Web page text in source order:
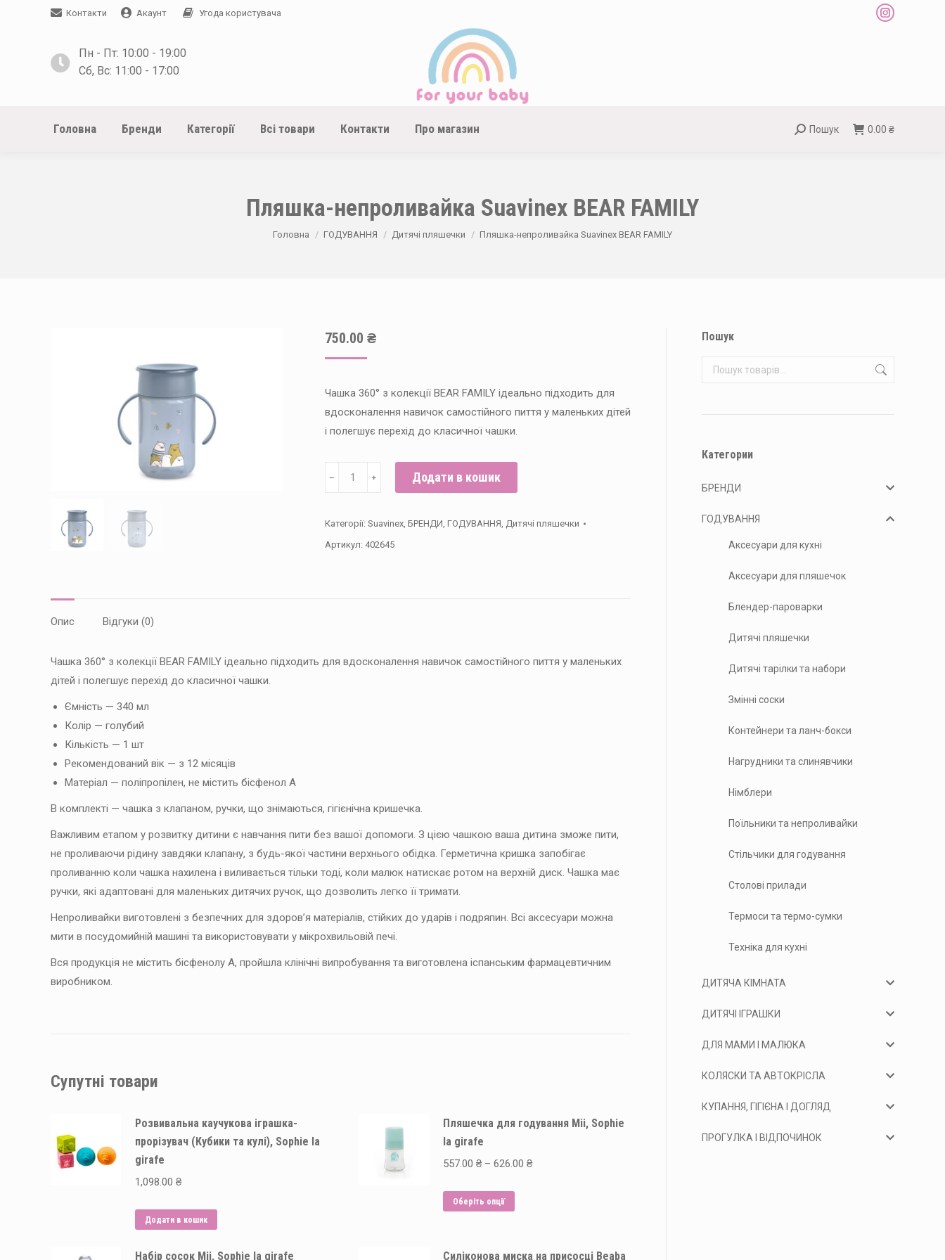
Контакти Акаунт Угода користувача
Instagram
Пн - Пт: 10:00 - 19:00
Сб, Вс: 11:00 - 17:00
Головна Бренди Категорії Всі товари Контакти Про магазин Search:
Пошук 0.00 ₴
Пляшка-непроливайка Suavinex BEAR FAMILY
You are here:
Головна ГОДУВАННЯ Дитячі пляшечки Пляшка-непроливайка Suavinex BEAR FAMILY
750.00 ₴
Чашка 360° з колекції BEAR FAMILY ідеально підходить для
вдосконалення навичок самостійного пиття у маленьких дітей
і полегшує перехід до класичної чашки.
Пляшка-
BEAR
FAMILY
﹣ ﹢ Додати в кошик
Категорії: Suavinex, БРЕНДИ, ГОДУВАННЯ, Дитячі пляшечки
Артикул: 402645
Опис Відгуки (0)
Чашка 360° з колекції BEAR FAMILY ідеально підходить для вдосконалення навичок самостійного пиття у маленьких
дітей і полегшує перехід до класичної чашки.
Ємність — 340 мл
Колір — голубий
Кількість — 1 шт
Рекомендований вік — з 12 місяців
Матеріал — поліпропілен, не містить бісфенол А
В комплекті — чашка з клапаном, ручки, що знімаються, гігієнічна кришечка.
Важливим етапом у розвитку дитини є навчання пити без вашої допомоги. З цією чашкою ваша дитина зможе пити,
не проливаючи рідину завдяки клапану, з будь-якої частини верхнього обідка. Герметична кришка запобігає
проливанню коли чашка нахилена і виливається тільки тоді, коли малюк натискає ротом на верхній диск. Чашка має
ручки, які адаптовані для маленьких дитячих ручок, що дозволить легко її тримати.
Непроливайки виготовлені з безпечних для здоров’я матеріалів, стійких до ударів і подряпин. Всі аксесуари можна
мити в посудомийній машині та використовувати у мікрохвильовій печі.
Вся продукція не містить бісфенолу А, пройшла клінічні випробування та виготовлена іспанським фармацевтичним
виробником.
Супутні товари
Розвивальна каучукова іграшка-
прорізувач (Кубики та кулі), Sophie la
girafe
1,098.00 ₴
Додати в кошик
Пляшечка для годування Mii, Sophie
la girafe
557.00 ₴ – 626.00 ₴Price
Оберіть опції
кілька
Набір сосок Mii, Sophie la girafe
Силіконова миска на присосці Beaba
Пошук
Категории
БРЕНДИ
ГОДУВАННЯ
Аксесуари для кухні
Аксесуари для пляшечок
Блендер-пароварки
Дитячі пляшечки
Дитячі тарілки та набори
Змінні соски
Контейнери та ланч-бокси
Нагрудники та слинявчики
Німблери
Поїльники та непроливайки
Стільчики для годування
Столові прилади
Термоси та термо-сумки
Техніка для кухні
ДИТЯЧА КІМНАТА
ДИТЯЧІ ІГРАШКИ
ДЛЯ МАМИ І МАЛЮКА
КОЛЯСКИ ТА АВТОКРІСЛА
КУПАННЯ, ГІГІЄНА І ДОГЛЯД
ПРОГУЛКА І ВІДПОЧИНОК